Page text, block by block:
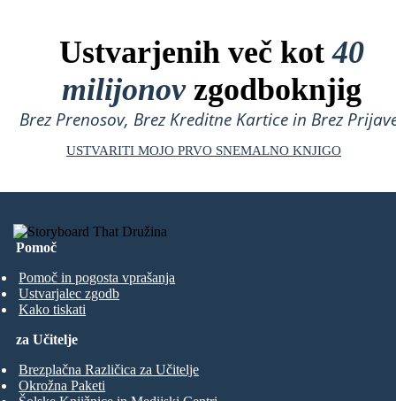
Ustvarjenih več kot40
milijonovzgodboknjig
Brez Prenosov, Brez Kreditne Kartice in Brez
USTVARITI MOJO PRVO SNEMALNO KNJIGO
Pomoč
Pomoč in pogosta vprašanja
Ustvarjalec zgodb
Kako tiskati
za Učitelje
Brezplačna Različica za Učitelje
Okrožna Paketi